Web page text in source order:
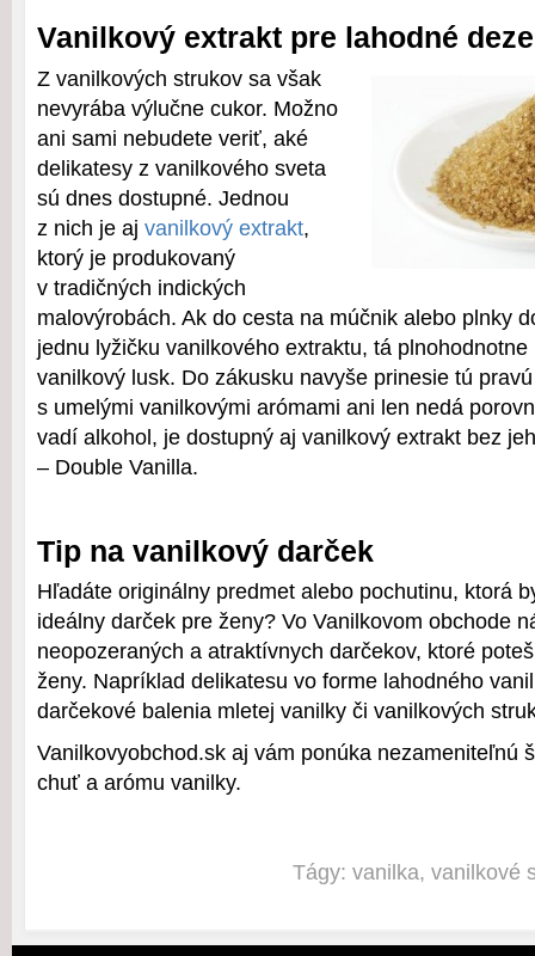
Vanilkový extrakt pre lahodné
Z vanilkových strukov sa však
nevyrába výlučne cukor. Možno
ani sami nebudete veriť, aké
delikatesy z vanilkového sveta
sú dnes dostupné. Jednou
z nich je aj vanilkový extrakt,
ktorý je produkovaný
v tradičných indických
malovýrobách. Ak do cesta na múčnik alebo plnky
jednu lyžičku vanilkového extraktu, tá
vanilkový lusk. Do zákusku navyše prinesie tú
s umelými vanilkovými arómami ani len nedá
vadí alkohol, je dostupný aj vanilkový extrakt bez
– Double Vanilla.
Tip na vanilkový darček
Hľadáte originálny predmet alebo pochutinu, ktorá
ideálny darček pre ženy? Vo Vanilkovom obchode
neopozeraných a atraktívnych darčekov, ktoré
ženy. Napríklad delikatesu vo forme lahodného
darčekové balenia mletej vanilky či vanilkových
Vanilkovyobchod.sk aj vám ponúka nezameniteľnú
chuť a arómu vanilky.
Tágy: vanilka, vanilkové